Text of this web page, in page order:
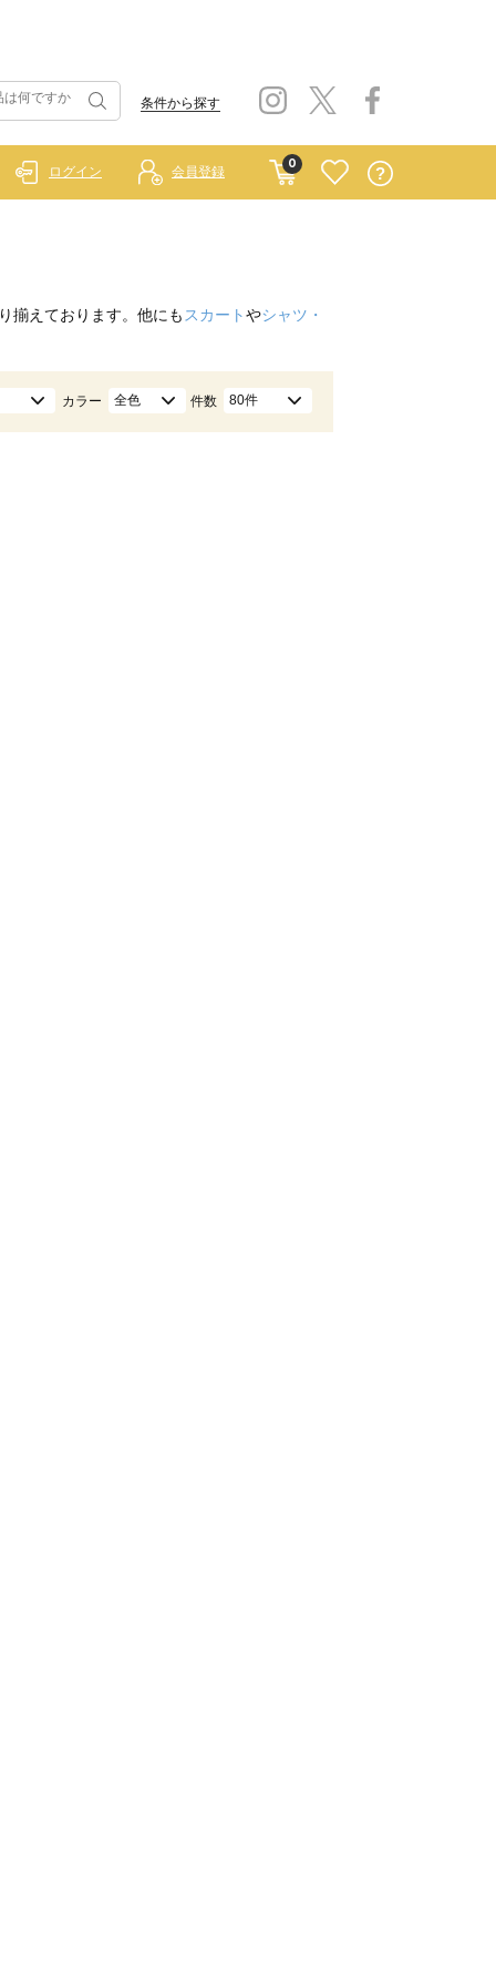
条件から探す
0
ログイン 会員登録
揃えております。他にも スカートやシャツ・
カラー 全色 件数 80件